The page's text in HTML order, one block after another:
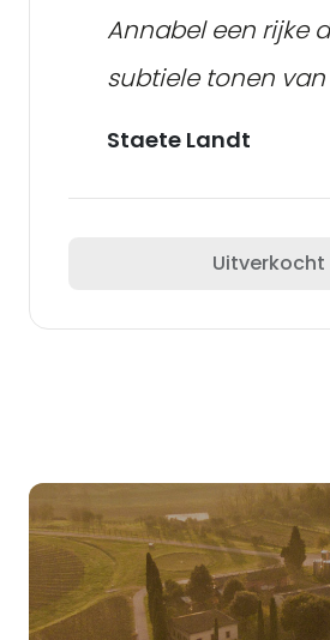
Annabel een rijke
subtiele tonen
Staete Landt
Uitverkocht